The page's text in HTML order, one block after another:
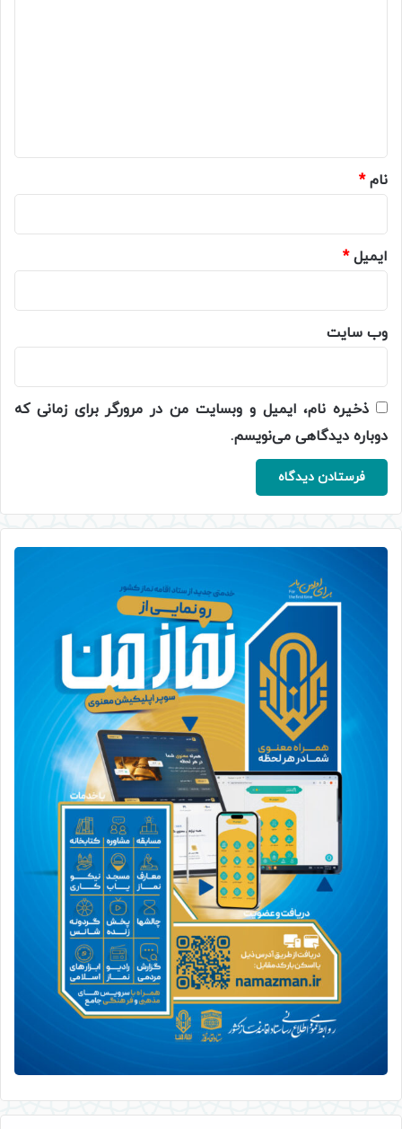
نام*
ایمیل*
وب‌ سایت
ذخیره نام، ایمیل و وبسایت من در مرورگر برای زمانی که
دوباره دیدگاهی می‌نویسم.